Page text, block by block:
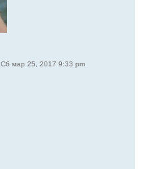
Сб мар 25, 2017 9:33 pm